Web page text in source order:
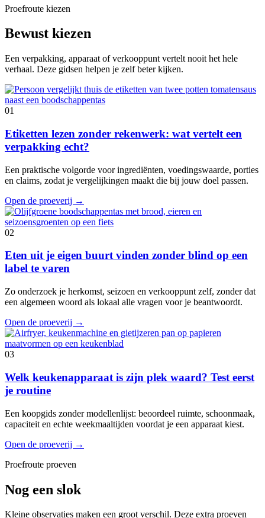
Proefroute kiezen
Bewust kiezen
Een verpakking, apparaat of verkooppunt vertelt nooit het hele
verhaal. Deze gidsen helpen je zelf beter kijken.
01
Etiketten lezen zonder rekenwerk: wat vertelt een
verpakking echt?
Een praktische volgorde voor ingrediënten, voedingswaarde, porties
en claims, zodat je vergelijkingen maakt die bij jouw doel passen.
Open de proeverij →
02
Eten uit je eigen buurt vinden zonder blind op een
label te varen
Zo onderzoek je herkomst, seizoen en verkooppunt zelf, zonder dat
een algemeen woord als lokaal alle vragen voor je beantwoordt.
Open de proeverij →
03
Welk keukenapparaat is zijn plek waard? Test eerst
je routine
Een koopgids zonder modellenlijst: beoordeel ruimte, schoonmaak,
capaciteit en echte weekmaaltijden voordat je een apparaat kiest.
Open de proeverij →
Proefroute proeven
Nog een slok
Kleine observaties maken een groot verschil. Deze extra proeven